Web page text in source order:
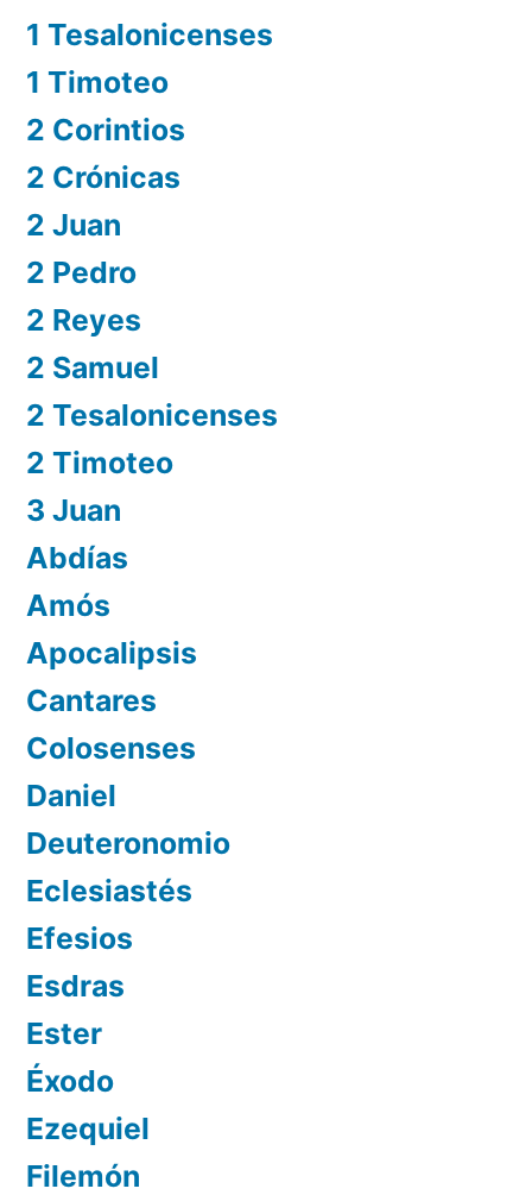
1 Tesalonicenses
1 Timoteo
2 Corintios
2 Crónicas
2 Juan
2 Pedro
2 Reyes
2 Samuel
2 Tesalonicenses
2 Timoteo
3 Juan
Abdías
Amós
Apocalipsis
Cantares
Colosenses
Daniel
Deuteronomio
Eclesiastés
Efesios
Esdras
Ester
Éxodo
Ezequiel
Filemón